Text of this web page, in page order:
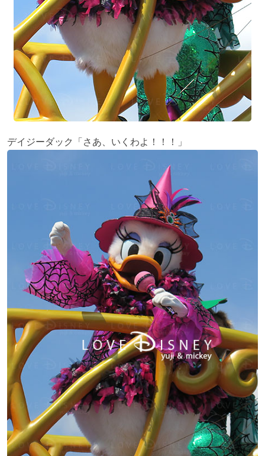
デイジーダック「さあ、いくわよ！！！」